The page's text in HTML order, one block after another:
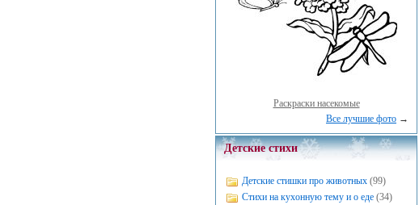
Раскраски насекомые
Все лучшие фото →
Детские стихи
Детские стишки про животных (99)
Стихи на кухонную тему и о еде (34)